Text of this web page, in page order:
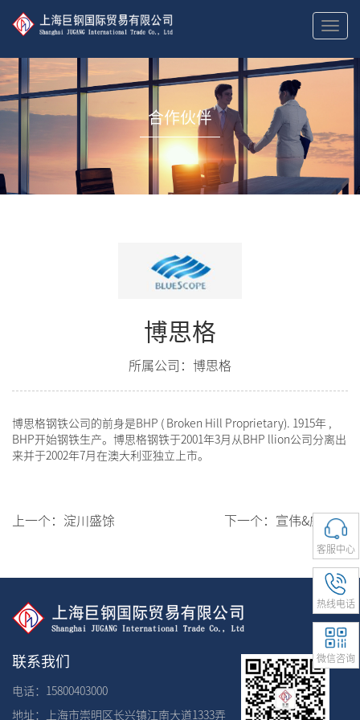
切
导
合作伙伴
博思格
所属公司：博思格
博思格钢铁公司的前身是BHP ( Broken Hill Proprietary). 1915年 ,
BHP开始钢铁生产。博思格钢铁于2001年3月从BHP llion公司分离出
来并于2002年7月在澳大利亚独立上市。
上一个： 淀川盛馀 下一个： 宣伟&威士伯
联系我们
电话：15800403000
地址：上海市崇明区长兴镇江南大道1333弄
客服中心
热线电话
微信咨询